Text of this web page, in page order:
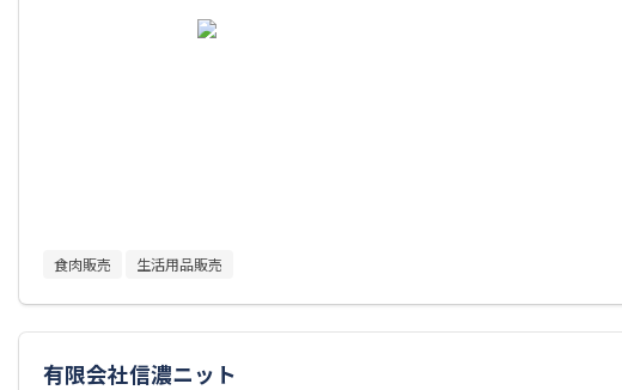
食肉販売 生活用品販売
有限会社信濃ニット